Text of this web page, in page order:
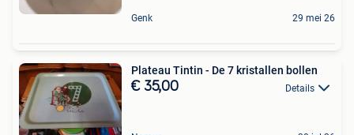
Genk 29 mei 26
Plateau Tintin - De 7 kristallen bollen
€ 35,00 Details